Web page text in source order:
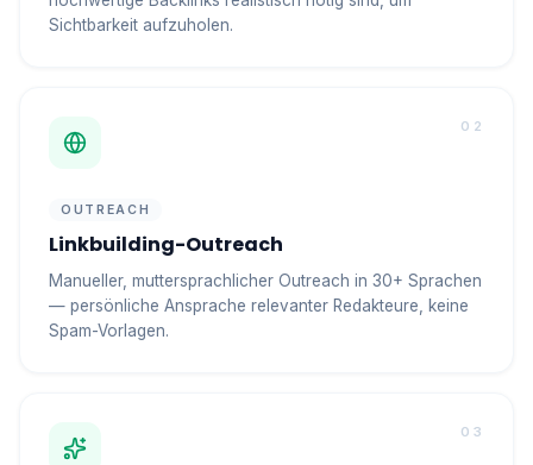
Sichtbarkeit aufzuholen.
02
OUTREACH
Linkbuilding-Outreach
Manueller, muttersprachlicher Outreach in 30+ Sprachen
— persönliche Ansprache relevanter Redakteure, keine
Spam-Vorlagen.
03